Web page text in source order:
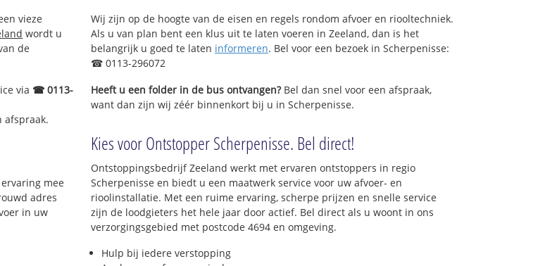
vieze
wordt u
de
via ☎ 0113-
afspraak.
mee
adres
in uw
Wij zijn op de hoogte van de eisen en regels rondom afvoer en riooltechniek.
Als u van plan bent een klus uit te laten voeren in Zeeland, dan is het
belangrijk u goed te laten informeren. Bel voor een bezoek in Scherpenisse:
☎ 0113-296072
Heeft u een folder in de bus ontvangen?Bel dan snel voor een afspraak,
want dan zijn wij zéér binnenkort bij u in Scherpenisse.
Kies voor Ontstopper Scherpenisse. Bel direct!
Ontstoppingsbedrijf Zeeland werkt met ervaren ontstoppers in regio
Scherpenisse en biedt u een maatwerk service voor uw afvoer- en
rioolinstallatie. Met een ruime ervaring, scherpe prijzen en snelle service
zijn de loodgieters het hele jaar door actief. Bel direct als u woont in ons
verzorgingsgebied met postcode 4694 en omgeving.
Hulp bij iedere verstopping